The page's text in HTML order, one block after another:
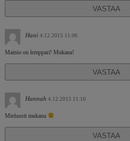
VASTAA
Hani 4.12.2015 11:06
Mainio on lemppari! Mukana!
VASTAA
Hannah 4.12.2015 11:10
Mieluusti mukana
VASTAA